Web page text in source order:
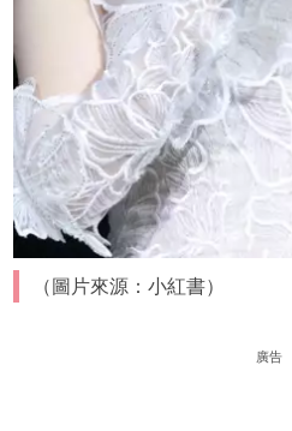
（圖片來源：小紅書）
廣告